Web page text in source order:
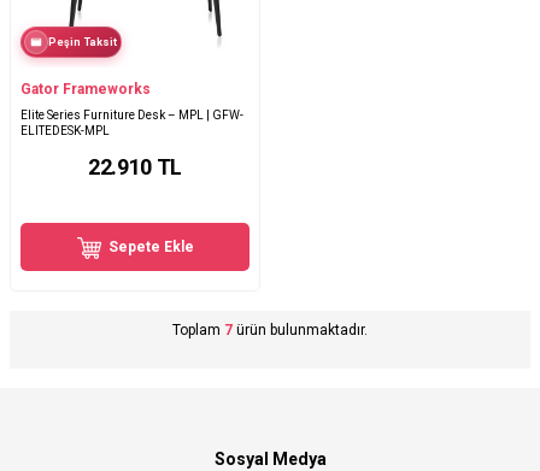
Peşin Taksit
Gator Frameworks
Elite Series Furniture Desk – MPL | GFW-
ELITEDESK-MPL
22.910TL
Sepete Ekle
Toplam 7 ürün bulunmaktadır.
Sosyal Medya